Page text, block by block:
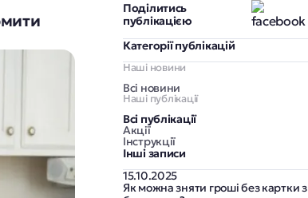
Поділитись
публікацією
Категорії публікацій
Наші новини
Всі новини
Наші публікації
Всі публікації
Акції
Інструкції
Інші записи
15.10.2025
Як можна зняти гроші без картки з